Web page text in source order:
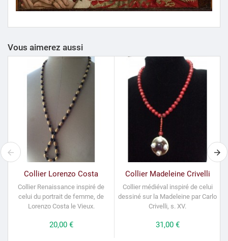
Vous aimerez aussi
Collier Lorenzo Costa
Collier Renaissance inspiré de
celui du portrait de femme, de
Lorenzo Costa le Vieux.
Prix
20,00 €
Collier Madeleine Crivelli
Collier médiéval inspiré de celui
dessiné sur la Madeleine par Carlo
Crivelli, s. XV.
Prix
31,00 €